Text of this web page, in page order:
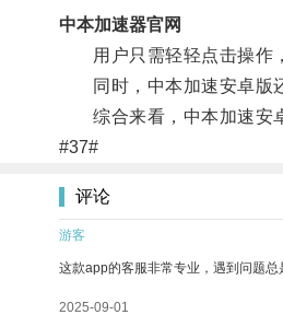
中本加速器官网
用户只需轻轻点击操作，
同时，中本加速安卓版还
综合来看，中本加速安卓
#37#
评论
游客
这款app的客服非常专业，遇到问题总
2025-09-01